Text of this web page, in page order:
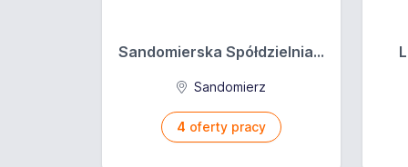
Sandomierska Spółdzielnia...
Sandomierz
4 oferty pracy